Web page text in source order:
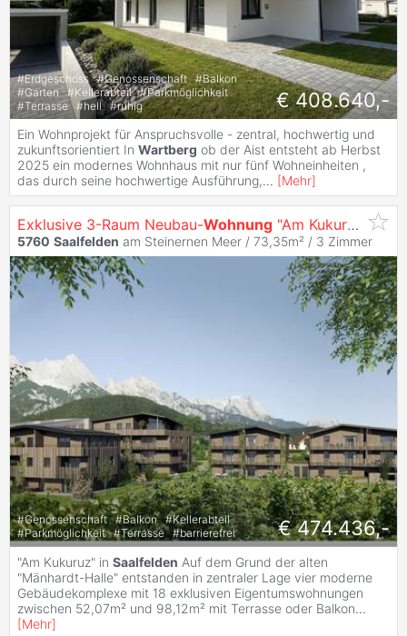
#Erdgeschoss #Genossenschaft #Balkon
#Garten #Kellerabteil #Parkmöglichkeit
#Terrasse #hell #ruhig € 408.640,-
Ein Wohnprojekt für Anspruchsvolle - zentral, hochwertig und
zukunftsorientiert In Wartberg ob der Aist entsteht ab Herbst
2025 ein modernes Wohnhaus mit nur fünf Wohneinheiten ,
das durch seine hochwertige Ausführung,... [Mehr]
Exklusive 3-Raum Neubau-Wohnung "Am Kukuruz" in
5760 Saalfelden am Steinernen Meer / 73,35m² / 3 Zimmer
#Genossenschaft #Balkon #Kellerabteil
#Parkmöglichkeit #Terrasse #barrierefrei € 474.436,-
"Am Kukuruz" in Saalfelden Auf dem Grund der alten
"Mänhardt-Halle" entstanden in zentraler Lage vier moderne
Gebäudekomplexe mit 18 exklusiven Eigentumswohnungen
zwischen 52,07m² und 98,12m² mit Terrasse oder Balkon...
[Mehr]